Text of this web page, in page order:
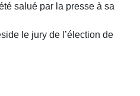
salué par la presse à sa
le jury de l’élection de